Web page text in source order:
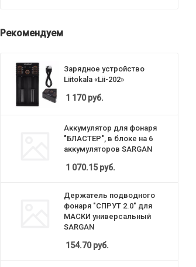
Рекомендуем
Зарядное устройство
Liitokala «Lii-202»
1 170руб.
Аккумулятор для фонаря
"БЛАСТЕР", в блоке на 6
аккумуляторов SARGAN
1 070.15руб.
Держатель подводного
фонаря "СПРУТ 2.0" для
МАСКИ универсальный
SARGAN
154.70руб.